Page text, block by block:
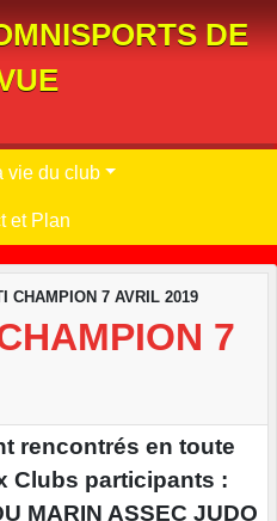
DE
vie du club
et Plan
CHAMPION 7 AVRIL 2019
7
rencontrés en toute
Clubs participants :
MARIN ASSEC JUDO